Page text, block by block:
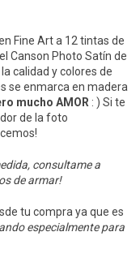
Fine Art a 12 tintas de
Canson Photo Satín de
calidad y colores de
se enmarca en madera
mucho AMOR : ) Si te
de la foto
consultame a
de armar!
tu compra ya que es
especialmente para